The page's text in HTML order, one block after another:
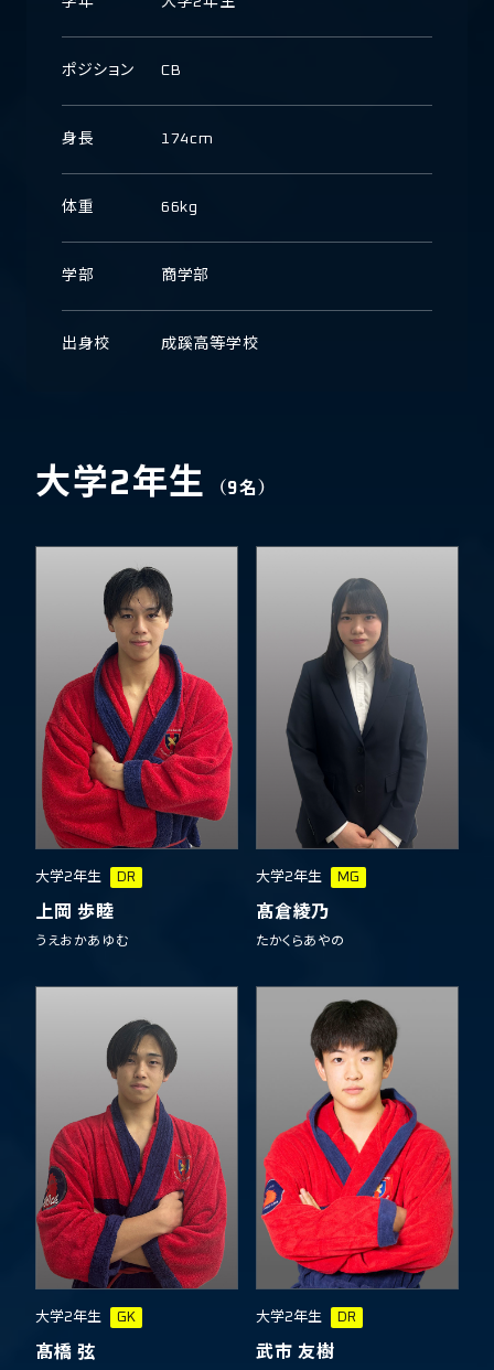
ポジション CB
身長 174cm
体重 66kg
学部 商学部
出身校 成蹊高等学校
大学2年生 （9名）
大学2年生 DR
上岡 歩睦
うえおかあゆむ
大学2年生 MG
髙倉綾乃
たかくらあやの
大学2年生 GK
髙橋 弦
大学2年生 DR
武市 友樹